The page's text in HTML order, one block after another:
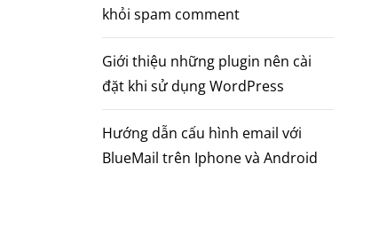
khỏi spam comment
Giới thiệu những plugin nên cài
đặt khi sử dụng WordPress
Hướng dẫn cấu hình email với
BlueMail trên Iphone và Android